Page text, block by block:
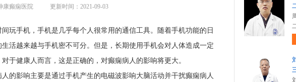
康癫痫医院 更新时间：2021-09-03
玩手机，手机是几乎每个人很常用的通信工具。随着手机功能的日
活越来越与手机密不可分。但是，长期使用手机会对人体造成一定
于健康人而言，这是正确的，对癫痫病人的影响将更大。
的影响主要是通过手机产生的电磁波影响大脑活动并干扰癫痫病人